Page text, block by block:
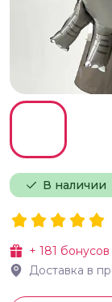
В наличии
+ 181 бонусов
Доставка в